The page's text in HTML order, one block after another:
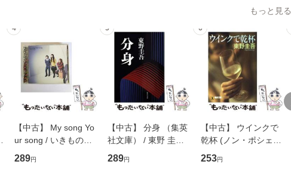
もっと見る
4
【中古】 My song Yo
ur song / いきものが
かり / [CD]【メール便
送料無料】
289円
5
【中古】 分身 （集英
社文庫） / 東野 圭吾 /
集英社 [文庫]【メール
便送料無料】
289円
6
【中古】 ウインクで
乾杯 (ノン・ポシェッ
ト) / 東野圭吾 / 祥伝
社 [文庫]【メール便送
253円